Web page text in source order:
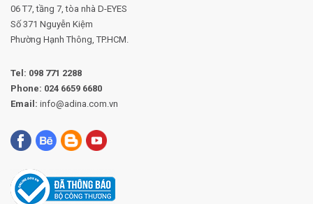
06 T7, tầng 7, tòa nhà D-EYES
Số 371 Nguyễn Kiệm
Phường Hạnh Thông, TP.HCM.
Tel: 098 771 2288
Phone: 024 6659 6680
Email: info@adina.com.vn